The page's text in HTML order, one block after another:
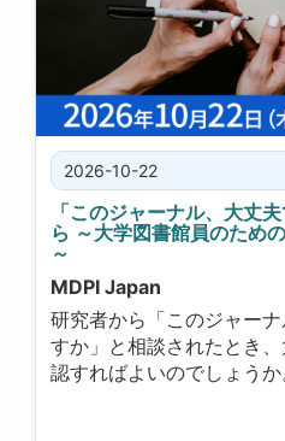
2026-10-22
「このジャーナル、大丈
ら ～大学図書館員のため
～
MDPI Japan
研究者から「このジャー
すか」と相談されたとき
認すればよいのでしょう